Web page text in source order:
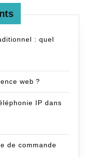
: quel
web ?
IP dans
de commande